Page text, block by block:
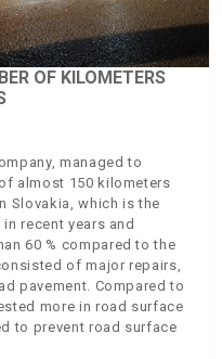
OF KILOMETERS
managed to
almost 150 kilometers
Slovakia, which is the
recent years and
60 % compared to the
of major repairs,
pavement. Compared to
more in road surface
to prevent road surface